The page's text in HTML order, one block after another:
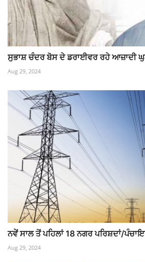
ਸੁਭਾਸ਼ ਚੰਦਰ ਬੋਸ ਦੇ ਡਰਾਈਵਰ ਰਹੇ ਆਜ਼ਾਦੀ
Aug 29, 2024
ਨਵੇਂ ਸਾਲ ਤੋਂ ਪਹਿਲਾਂ 18 ਨਗਰ ਪਰਿਸ਼ਦਾਂ/
Aug 29, 2024